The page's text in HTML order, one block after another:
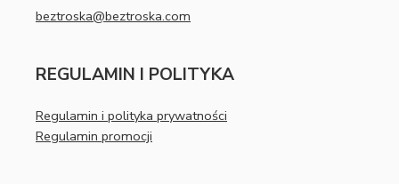
beztroska@beztroska.com
REGULAMIN I POLITYKA
Regulamin i polityka prywatności
Regulamin promocji